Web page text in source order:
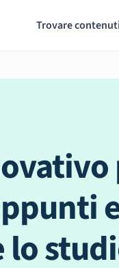
Trovare
lo